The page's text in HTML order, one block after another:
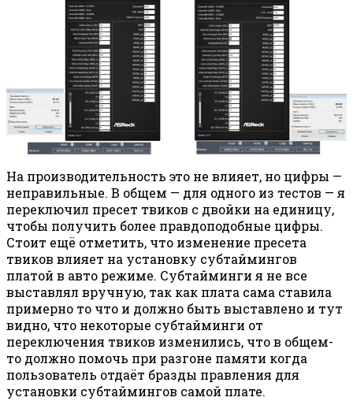
На производительность это не влияет, но цифры —
неправильные. В общем — для одного из тестов — я
переключил пресет твиков с двойки на единицу,
чтобы получить более правдоподобные цифры.
Стоит ещё отметить, что изменение пресета
твиков влияет на установку субтаймингов
платой в авто режиме. Субтайминги я не все
выставлял вручную, так как плата сама ставила
примерно то что и должно быть выставлено и тут
видно, что некоторые субтайминги от
переключения твиков изменились, что в общем-
то должно помочь при разгоне памяти когда
пользователь отдаёт бразды правления для
установки субтаймингов самой плате.